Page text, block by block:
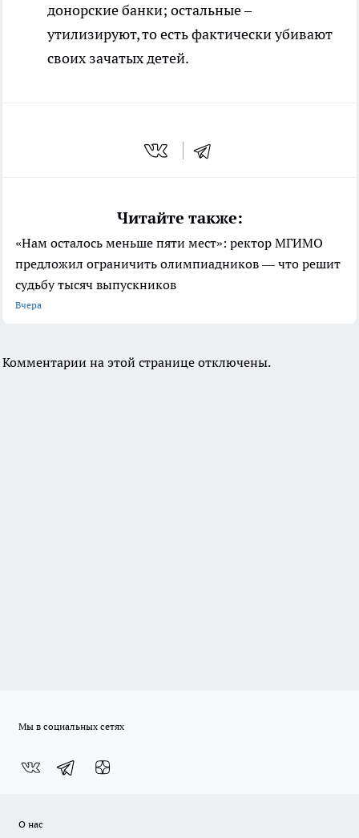
донорские банки; остальные –
утилизируют, то есть фактически убивают
своих зачатых детей.
Читайте также:
«Нам осталось меньше пяти мест»: ректор МГИМО
предложил ограничить олимпиадников — что решит
судьбу тысяч выпускников
Вчера
Комментарии на этой странице отключены.
Мы в социальных сетях
О нас